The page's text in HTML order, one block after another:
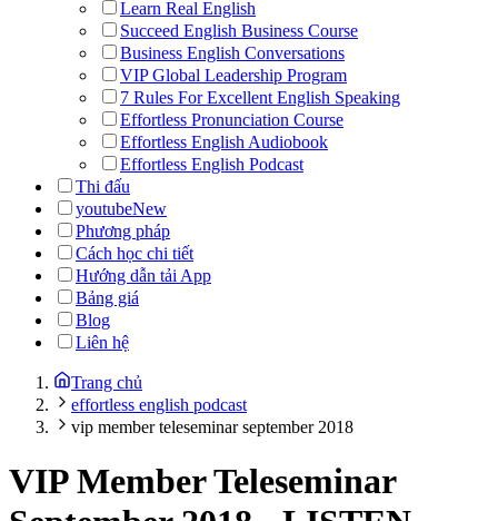
Learn Real English
Succeed English Business Course
Business English Conversations
VIP Global Leadership Program
7 Rules For Excellent English Speaking
Effortless Pronunciation Course
Effortless English Audiobook
Effortless English Podcast
Thi đấu
youtubeNew
Phương pháp
Cách học chi tiết
Hướng dẫn tải App
Bảng giá
Blog
Liên hệ
Trang chủ
effortless english podcast
vip member teleseminar september 2018
VIP Member Teleseminar